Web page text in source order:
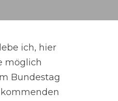
ich, hier
möglich
Bundestag